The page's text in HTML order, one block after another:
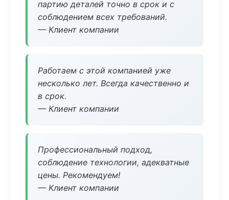
партию деталей точно в срок и с
соблюдением всех требований.
— Клиент компании
Работаем с этой компанией уже
несколько лет. Всегда качественно и
в срок.
— Клиент компании
Профессиональный подход,
соблюдение технологии, адекватные
цены. Рекомендуем!
— Клиент компании